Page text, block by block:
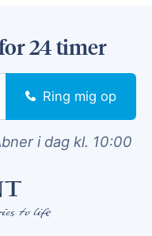
24 timer
Ring mig op
i dag kl. 10:00